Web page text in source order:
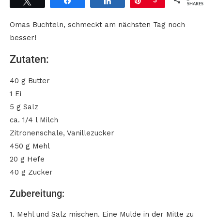
SHARES
Omas Buchteln, schmeckt am nächsten Tag noch
besser!
Zutaten:
40 g Butter
1 Ei
5 g Salz
ca. 1/4 l Milch
Zitronenschale, Vanillezucker
450 g Mehl
20 g Hefe
40 g Zucker
Zubereitung:
1. Mehl und Salz mischen. Eine Mulde in der Mitte zu